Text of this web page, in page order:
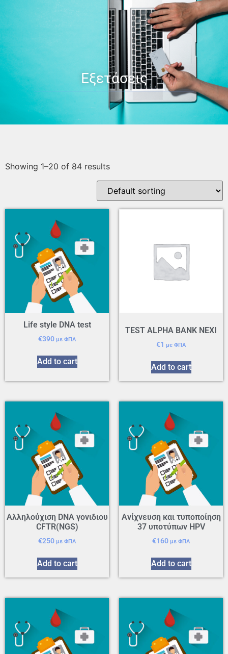
Εξετάσεις
Showing 1–20 of 84 results
Life style DNA test
€390 με ΦΠΑ
Add to cart
TEST ALPHA BANK NEXI
€1 με ΦΠΑ
Add to cart
Αλληλούχιση DNA γονιδιου
CFTR(NGS)
€250 με ΦΠΑ
Add to cart
Ανίχνευση και τυποποίηση
37 υποτύπων HPV
€160 με ΦΠΑ
Add to cart